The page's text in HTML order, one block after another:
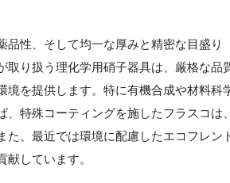
性、そして均一な厚みと精密な目盛り
取り扱う理化学用硝子器具は、厳格な品
境を提供します。特に有機合成や材料科
特殊コーティングを施したフラスコは、
、最近では環境に配慮したエコフレン
しています。